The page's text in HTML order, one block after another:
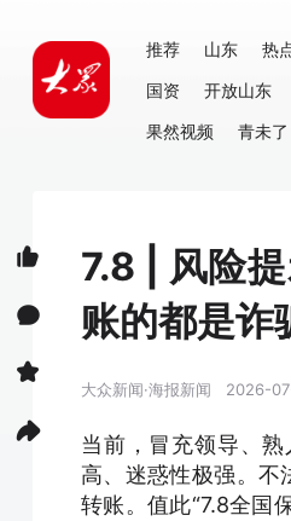
推荐 山东 热
国资
开放山东
果然视频
青未了
7.8 | 风险
账的都是诈
大众新闻·海报新闻 2026-
当前，冒充领导、
高、迷惑性极强。不
转账。值此“7.8全国